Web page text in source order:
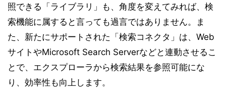
照できる「ライブラリ」も、角度を変えてみれば、検
索機能に属すると言っても過言ではありません。ま
た、新たにサポートされた「検索コネクタ」は、Web
サイトやMicrosoft Search Serverなどと連動させるこ
とで、エクスプローラから検索結果を参照可能にな
り、効率性も向上します。